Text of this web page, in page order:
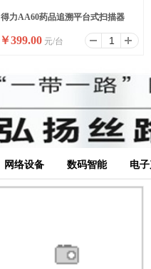
得力AA60药品追溯平台式扫描器
(黑)(台)
￥399.00 元/台
网络设备 数码智能 电